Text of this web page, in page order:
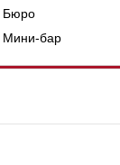
Бюро
Мини-бар